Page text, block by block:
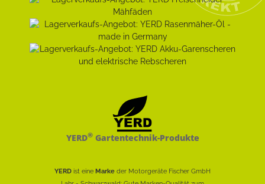
YERD®Gartentechnik-Produkte
YERD ist eine Marke der Motorgeräte Fischer GmbH